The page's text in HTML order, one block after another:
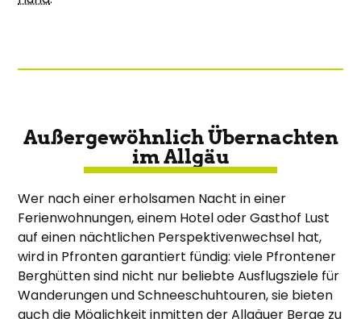
Außergewöhnlich Übernachten
im Allgäu
Wer nach einer erholsamen Nacht in einer
Ferienwohnungen, einem Hotel oder Gasthof Lust
auf einen nächtlichen Perspektivenwechsel hat,
wird in Pfronten garantiert fündig: viele Pfrontener
Berghütten sind nicht nur beliebte Ausflugsziele für
Wanderungen und Schneeschuhtouren, sie bieten
auch die Möglichkeit inmitten der Allgäuer Berge zu